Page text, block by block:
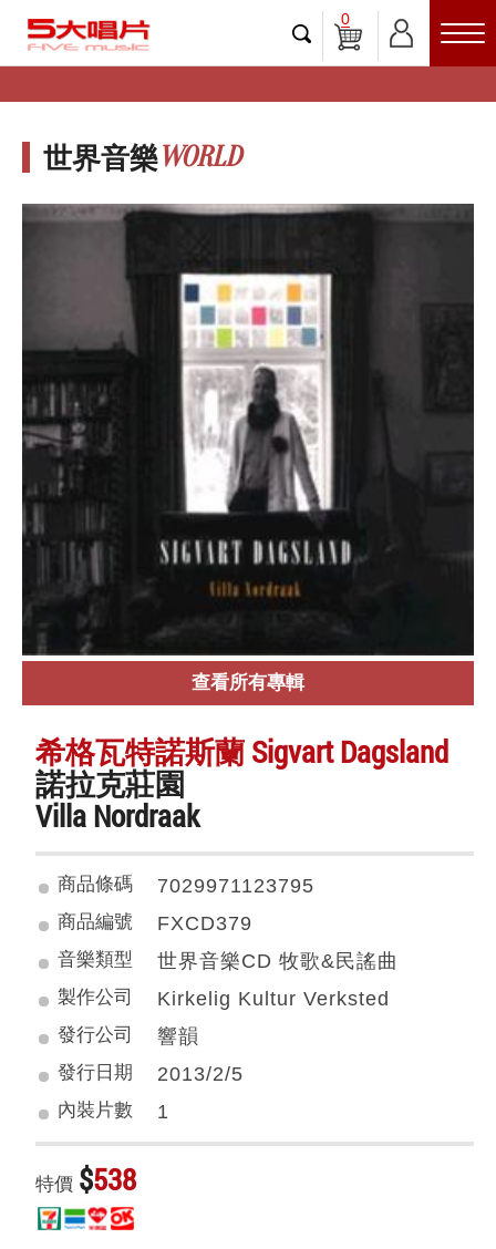
0
世界音樂WORLD
查看所有專輯
希格瓦特諾斯蘭 Sigvart Dagsland
諾拉克莊園
Villa Nordraak
商品條碼 7029971123795
商品編號 FXCD379
音樂類型 世界音樂CD 牧歌&民謠曲
製作公司 Kirkelig Kultur Verksted
發行公司 響韻
發行日期 2013/2/5
內裝片數 1
特價 $538